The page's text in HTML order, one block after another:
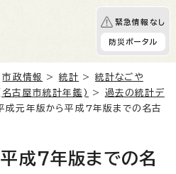
緊急情報なし
防災ポータル
市政情報 > 統計 > 統計なごや
古屋市統計年鑑) > 過去の統計デ
成元年版から平成7年版までの名古
成7年版までの名